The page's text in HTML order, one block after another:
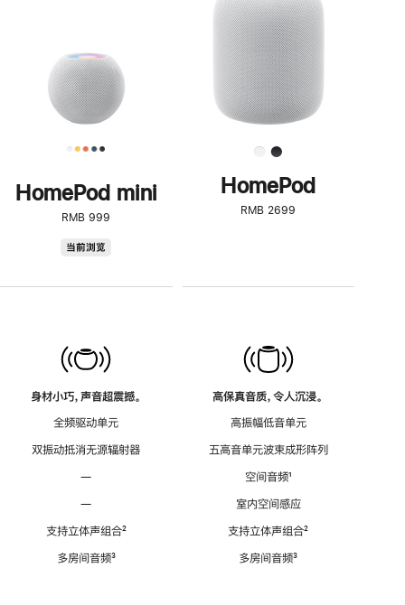
HomePod mini
RMB 999
当前浏览
身材小巧，声音超震撼。
全频驱动单元
双振动抵消无源辐射器
—
—
支持立体声组合脚
²
多房间音频脚
³
了
解
HomePod<
HomePod
RMB 2699
高保真音质，令人沉浸。
高振幅低音单元
五高音单元波束成形阵列
空间音频脚
¹
室内空间感应
支持立体声组合脚
²
多房间音频脚
³